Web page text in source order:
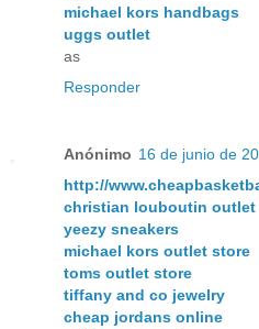
michael kors handbags
uggs outlet
as
Responder
Anónimo 16 de junio de
http://
christian louboutin outlet
yeezy sneakers
michael kors outlet store
toms outlet store
tiffany and co jewelry
cheap jordans online